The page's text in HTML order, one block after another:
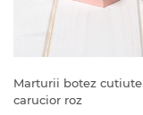
Marturii botez cutiute
carucior roz